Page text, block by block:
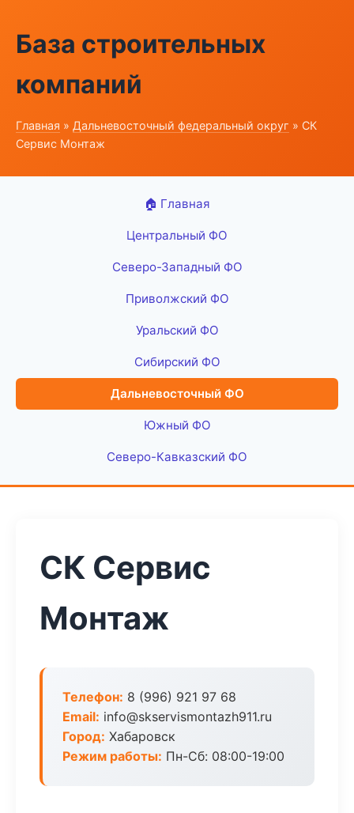
База строительных
компаний
Главная » Дальневосточный федеральный округ » СК
Сервис Монтаж
🏠 Главная
Центральный ФО
Северо-Западный ФО
Приволжский ФО
Уральский ФО
Сибирский ФО
Дальневосточный ФО
Южный ФО
Северо-Кавказский ФО
СК Сервис
Монтаж
Телефон: 8 (996) 921 97 68
Email: info@skservismontazh911.ru
Город: Хабаровск
Режим работы: Пн-Сб: 08:00-19:00